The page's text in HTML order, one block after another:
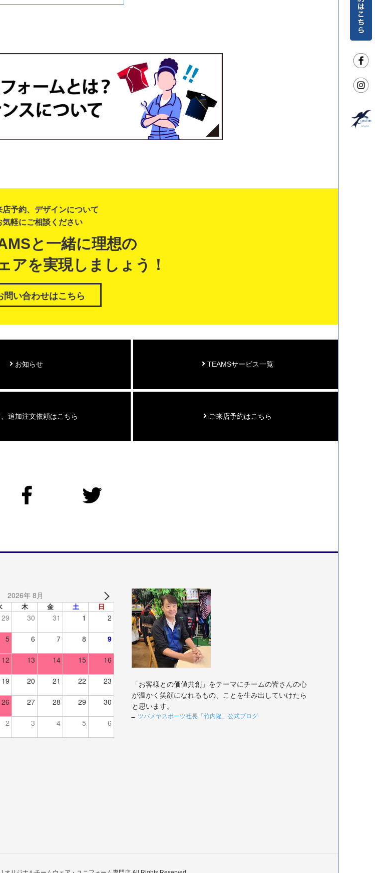
店予約、デザインについて
気軽にご相談ください
と一緒に理想の
アを実現しましょう！
問い合わせはこちら
お知らせ TEAMSサービス一覧
、追加注文依頼はこちら ご来店予約はこちら
2026年 8月
木 金 土 日
29 30 31 1 2
5 6 7 8 9
12 13 14 15 16
19 20 21 22 23
26 27 28 29 30
2 3 4 5 6
「お客様との価値共創」をテーマにチームの皆さんの心
が温かく笑顔になれるもの、ことを生み出していけたら
と思います。
→ ツバメヤスポーツ社長「竹内隆」公式ブログ